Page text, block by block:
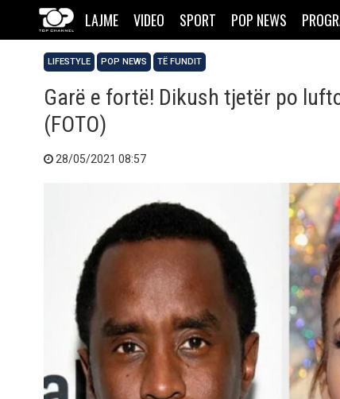
LAJME VIDEO SPORT POP NEWS
LIFESTYLE POP NEWS TË FUNDIT
Garë e fortë! Dikush tjetër po
(FOTO)
28/05/2021 08:57